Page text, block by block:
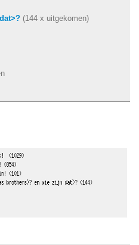
(144 x uitgekomen)